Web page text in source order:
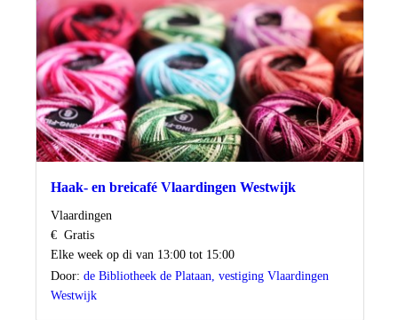
Haak- en breicafé Vlaardingen Westwijk
Locatie
Vlaardingen
Kosten
€ Gratis
Wanneer
Elke week op di van 13:00 tot 15:00
Door: de Bibliotheek de Plataan, vestiging Vlaardingen
Westwijk